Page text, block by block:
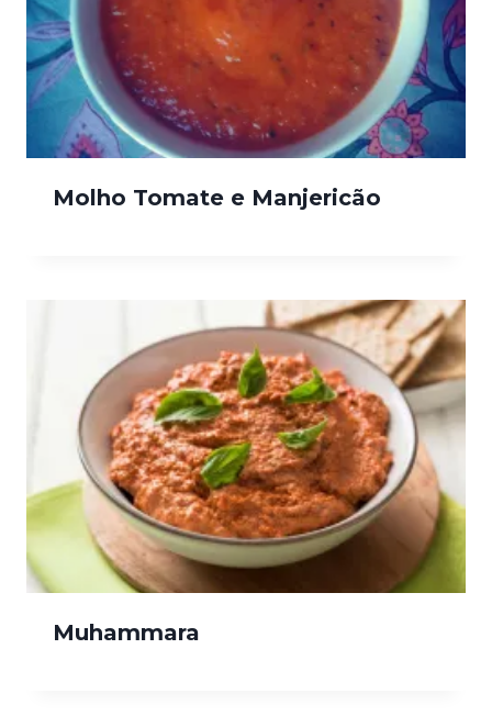
Molho Tomate e Manjericão
Muhammara